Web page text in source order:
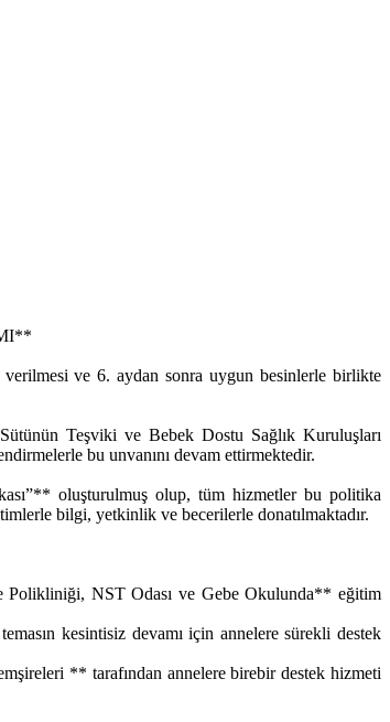
verilmesi ve 6. aydan sonra uygun besinlerle birlikte
Teşviki ve Bebek Dostu Sağlık Kuruluşları
bu unvanını devam ettirmektedir.
oluşturulmuş olup, tüm hizmetler bu politika
bilgi, yetkinlik ve becerilerle donatılmaktadır.
NST Odası ve Gebe Okulunda** eğitim
kesintisiz devamı için annelere sürekli destek
** tarafından annelere birebir destek hizmeti